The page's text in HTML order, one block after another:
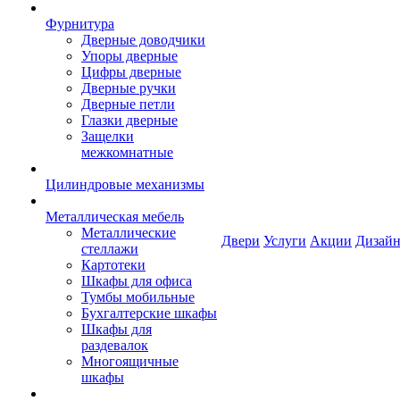
Фурнитура
Дверные доводчики
Упоры дверные
Цифры дверные
Дверные ручки
Дверные петли
Глазки дверные
Защелки
межкомнатные
Цилиндровые механизмы
Металлическая мебель
Металлические
стеллажи
Картотеки
Шкафы для офиса
Тумбы мобильные
Бухгалтерские шкафы
Шкафы для
раздевалок
Многоящичные
шкафы
Двери Услуги Акции